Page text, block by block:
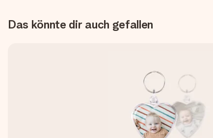
Das könnte dir auch gefallen